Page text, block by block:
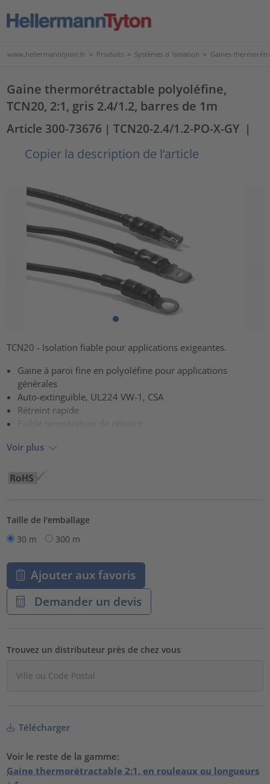
www.hellermanntyton.fr > Produits > Systèmes d 'isolation > Gaines
Gaine thermorétractable polyoléfine,
TCN20, 2:1, gris 2.4/1.2, barres de 1m
Article 300-73676 | TCN20-2.4/1.2-PO-X-GY |
Copier la description de l’article
TCN20 - Isolation fiable pour applications exigeantes.
Gaine à paroi fine en polyoléfine pour applications
générales
Auto-extinguible, UL224 VW-1, CSA
Rétreint rapide
Voir plus
Taille de l'emballage
30 m
300 m
Ajouter aux favoris
Demander un devis
Trouvez un distributeur près de chez vous
Télécharger
Voir le reste de la gamme:
Gaine thermorétractable 2:1, en rouleaux ou longueurs